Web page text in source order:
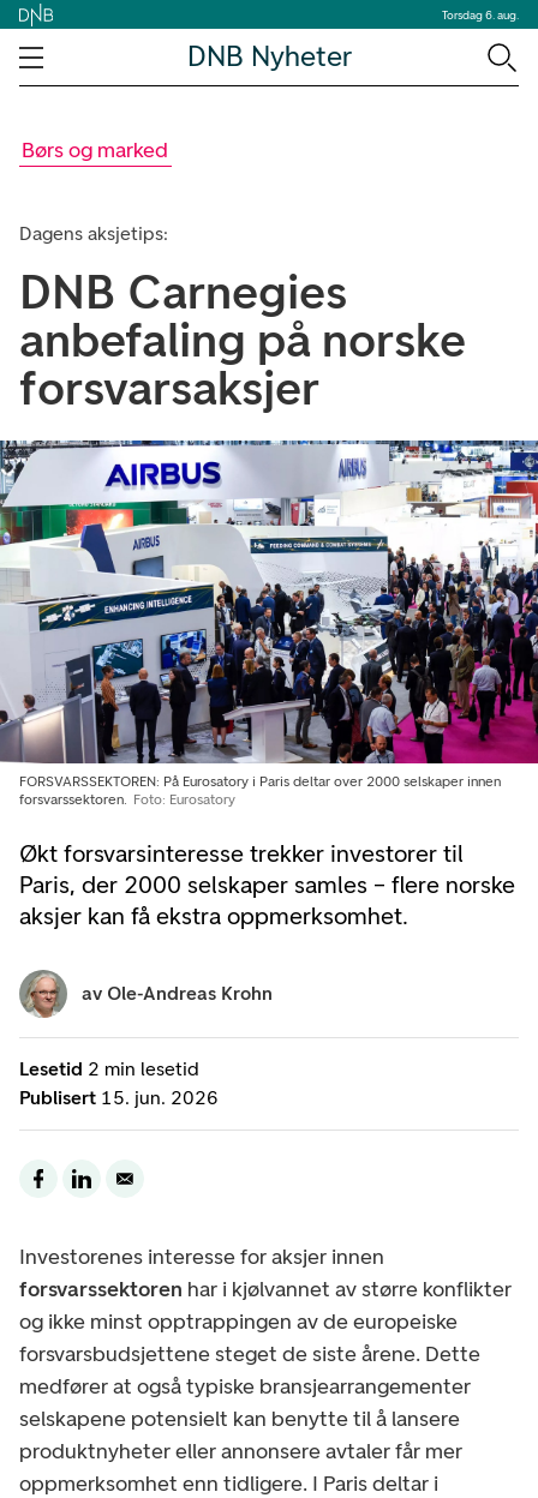
Torsdag 6. aug.
DNB Nyheter
Børs og marked
Dagens aksjetips:
DNB Carnegies
anbefaling på norske
forsvarsaksjer
Økt forsvarsinteresse trekker investorer til
Paris, der 2000 selskaper samles – flere norske
aksjer kan få ekstra oppmerksomhet.
FORSVARSSEKTOREN: På Eurosatory i Paris deltar over 2000 selskaper innen
forsvarssektoren.
Foto: Eurosatory
Lesetid 2 min lesetid
Publisert 15. jun. 2026
av Ole-Andreas Krohn
Investorenes interesse for aksjer innen
forsvarssektoren har i kjølvannet av større konflikter
og ikke minst opptrappingen av de europeiske
forsvarsbudsjettene steget de siste årene. Dette
medfører at også typiske bransjearrangementer
selskapene potensielt kan benytte til å lansere
produktnyheter eller annonsere avtaler får mer
oppmerksomhet enn tidligere. I Paris deltar i